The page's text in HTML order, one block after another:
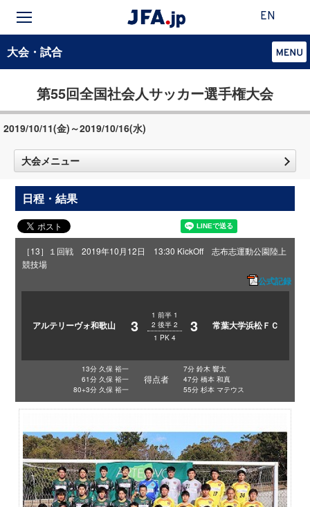
EN
大会・試合
第55回全国社会人サッカー選手権大会
2019/10/11(金)～2019/10/16(水)
大会メニュー
日程・結果
［13］１回戦 2019年10月12日 13:30 KickOff 志布志運動公園陸上
競技場
公式記録
アルテリーヴォ和歌山 3
1 前半 1
2 後半 2
1 PK 4
3 常葉大学浜松ＦＣ
13分 久保 裕一
61分 久保 裕一
80+3分 久保 裕一
得点者
7分 鈴木 響太
47分 橋本 和真
55分 杉本 マテウス